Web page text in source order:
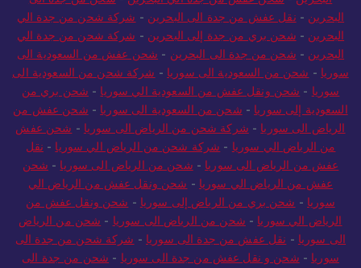
البحرين - نقل عفش من جدة الى البحرين - شركة شحن من جدة الي
البحرين - شحن بري من جدة إلى البحرين - شركة شحن من جدة الي
البحرين - شحن من جدة الى البحرين - شحن عفش من السعودية الى
سوريا - شحن من السعودية الى سوريا - شركة شحن من السعودية الى
سوريا - شحن ونقل عفش من السعودية الي سوريا - شحن بري من
السعودية إلى سوريا - شحن من السعودية الى سوريا - شحن عفش من
الرياض الى سوريا - شركة شحن من الرياض الى سوريا - شحن عفش
من الرياض الي سوريا - شركة شحن من الرياض الي سوريا - نقل
عفش من الرياض الى سوريا - شحن من الرياض الى سوريا - شحن
عفش من الرياض الي سوريا - شحن ونقل عفش من الرياض الي
سوريا - شحن بري من الرياض إلى سوريا - شحن ونقل عفش من
الرياض الي سوريا - شحن من الرياض الى سوريا - شحن من الرياض
الى سوريا - نقل عفش من جدة الى سوريا - شركة شحن من جدة الى
سوريا - شحن و نقل عفش من جدة الى سوريا - شحن من جدة الى